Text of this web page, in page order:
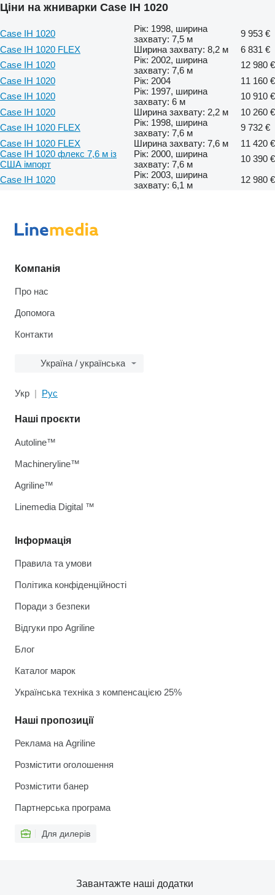
Ціни на жниварки Case IH 1020
Case IH 1020
Рік: 1998, ширина
захвату: 7,5 м
9 953 €
Case IH 1020 FLEX
Ширина захвату: 8,2 м
6 831 €
Case IH 1020
Рік: 2002, ширина
захвату: 7,6 м
12 980 €
Case IH 1020
Рік: 2004
11 160 €
Case IH 1020
Рік: 1997, ширина
захвату: 6 м
10 910 €
Case IH 1020
Ширина захвату: 2,2 м
10 260 €
Case IH 1020 FLEX
Рік: 1998, ширина
захвату: 7,6 м
9 732 €
Case IH 1020 FLEX
Ширина захвату: 7,6 м
11 420 €
Case IH 1020 флекс 7,6 м із
США імпорт
Рік: 2000, ширина
захвату: 7,6 м
10 390 €
Case IH 1020
Рік: 2003, ширина
захвату: 6,1 м
12 980 €
Компанія
Про нас
Допомога
Контакти
Україна / українська
Укр Рус
Інформація
Правила та умови
Політика конфіденційності
Поради з безпеки
Відгуки про Agriline
Блог
Каталог марок
Українська техніка з компенсацією 25%
Наші пропозиції
Реклама на Agriline
Розмістити оголошення
Розмістити банер
Партнерська програма
Для дилерів
Наші проєкти
Autoline™
Machineryline™
Agriline™
Linemedia Digital ™
Завантажте наші додатки